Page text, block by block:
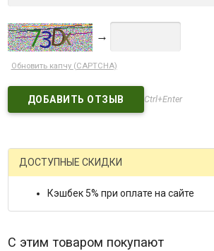
→
Обновить капчу (CAPTCHA)
Ctrl+Enter
ДОСТУПНЫЕ СКИДКИ
Кэшбек 5% при оплате на сайте
С этим товаром покупают